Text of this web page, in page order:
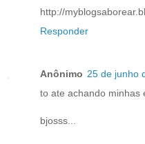
http://
Responder
Anônimo 25 de junho
to ate achando minhas
bjosss...